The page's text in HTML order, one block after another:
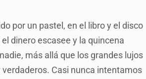
por un pastel, en el libro y el disco
dinero escasee y la quincena
más allá que los grandes lujos
Casi nunca intentamos